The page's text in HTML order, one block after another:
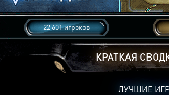
22 601 игроков
КРАТКАЯ
ЛУЧШИЕ